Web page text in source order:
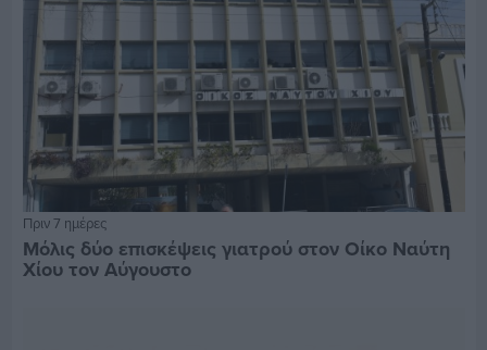
Πριν 7 ημέρες
Μόλις δύο επισκέψεις γιατρού στον Οίκο Ναύτη
Χίου τον Αύγουστο